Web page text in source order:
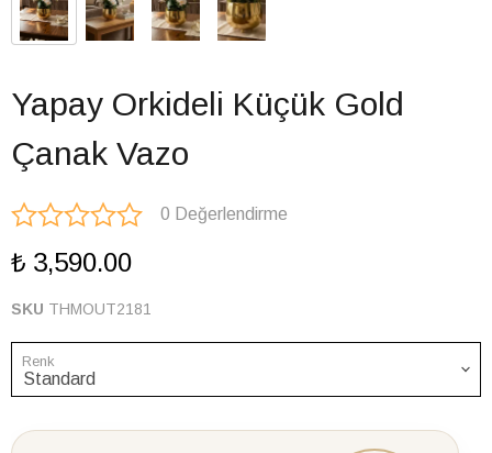
Yapay Orkideli Küçük Gold
Çanak Vazo
0 Değerlendirme
₺ 3,590.00
SKU THMOUT2181
Renk